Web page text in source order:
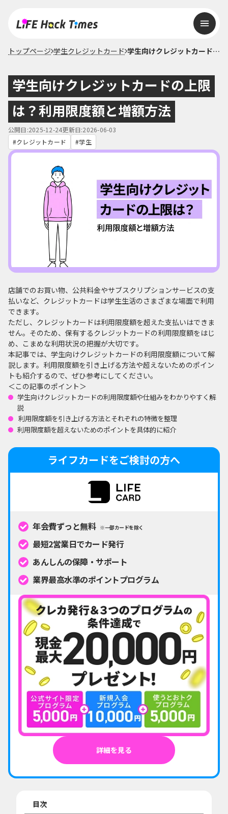
トップページ 学生クレジットカード 学生向けクレジットカードの上限は？利用限度額と増額方法
学生向けクレジットカードの上限
は？利用限度額と増額方法
公開日:2025-12-24更新日:2026-06-03
クレジットカード
学生
店舗でのお買い物、公共料金やサブスクリプションサービスの支
払いなど、クレジットカードは学生生活のさまざまな場面で利用
できます。
ただし、クレジットカードは利用限度額を超えた支払いはできま
せん。そのため、保有するクレジットカードの利用限度額をはじ
め、こまめな利用状況の把握が大切です。
本記事では、学生向けクレジットカードの利用限度額について解
説します。利用限度額を引き上げる方法や超えないためのポイン
トも紹介するので、ぜひ参考にしてください。
＜この記事のポイント＞
学生向けクレジットカードの利用限度額や仕組みをわかりやすく解
説
利用限度額を引き上げる方法とそれぞれの特徴を整理
利用限度額を超えないためのポイントを具体的に紹介
ライフカードをご検討の方へ
年会費ずっと無料 ※一部カードを除く
最短2営業日でカード発行
あんしんの保障・サポート
業界最高水準のポイントプログラム
詳細を見る
目次